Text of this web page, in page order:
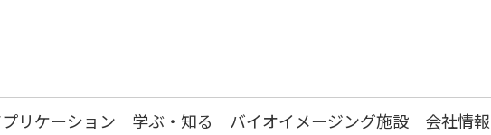
リケーション 学ぶ・知る バイオイメージング施設 会社情報